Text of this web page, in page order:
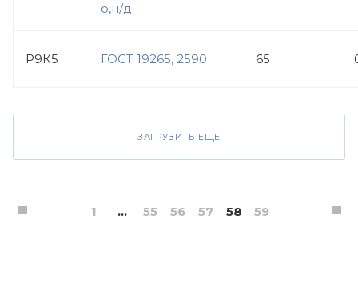
о,н/д
Р9К5 ГОСТ 19265, 2590 65
ЗАГРУЗИТЬ ЕЩЕ
1 ... 55 56 57 58 59